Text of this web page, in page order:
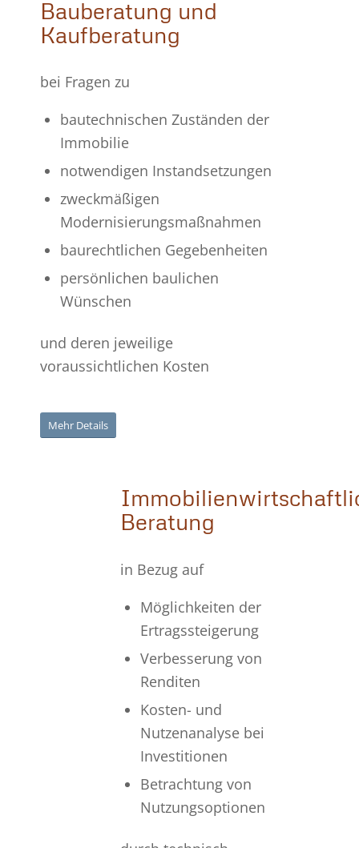
Bauberatung und
Kaufberatung
bei Fragen zu
bautechnischen Zuständen der
Immobilie
notwendigen Instandsetzungen
zweckmäßigen
Modernisierungsmaßnahmen
baurechtlichen Gegebenheiten
persönlichen baulichen
Wünschen
und deren jeweilige
voraussichtlichen Kosten
Mehr Details
Beratung
in Bezug auf
Möglichkeiten der
Ertragssteigerung
Verbesserung von
Renditen
Kosten- und
Nutzenanalyse bei
Investitionen
Betrachtung von
Nutzungsoptionen